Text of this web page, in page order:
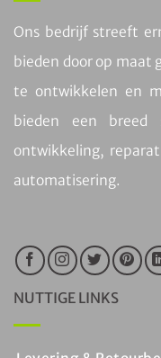
Ons bedrijf streeft
bieden door op maat
te ontwikkelen en
bieden een breed
ontwikkeling,
automatisering.
NUTTIGE LINKS